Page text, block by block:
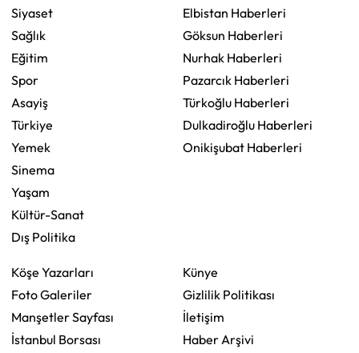
Siyaset
Sağlık
Eğitim
Spor
Asayiş
Türkiye
Yemek
Sinema
Yaşam
Kültür-Sanat
Dış Politika
Elbistan Haberleri
Göksun Haberleri
Nurhak Haberleri
Pazarcık Haberleri
Türkoğlu Haberleri
Dulkadiroğlu Haberleri
Onikişubat Haberleri
Köşe Yazarları
Foto Galeriler
Manşetler Sayfası
İstanbul Borsası
Künye
Gizlilik Politikası
İletişim
Haber Arşivi